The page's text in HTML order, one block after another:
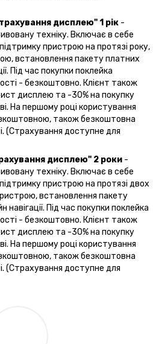
дисплею" 1 рік -
техніку. Включає в себе
пристрою на протязі року,
встановлення пакету платних
Під час покупки поклейка
- безкоштовно. Клієнт також
дисплею та -30% на покупку
На першому році користування
також безкоштовна
(Страхування доступне для
дисплею" 2 роки -
техніку. Включає в себе
пристрою на протязі двох
встановлення пакету
Під час покупки поклейка
- безкоштовно. Клієнт також
дисплею та -30% на покупку
На першому році користування
також безкоштовна
(Страхування доступне для